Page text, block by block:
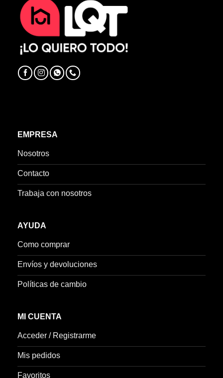
EMPRESA
Nosotros
Contacto
Trabaja con nosotros
AYUDA
Como comprar
Envíos y devoluciones
Políticas de cambio
MI CUENTA
Acceder / Registrarme
Mis pedidos
Favoritos